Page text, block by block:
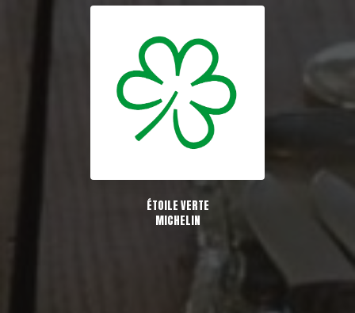
ÉTOILE VERTE
MICHELIN